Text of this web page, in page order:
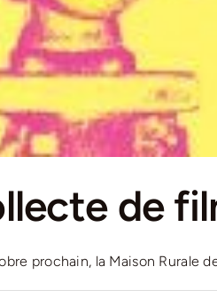
de
prochain, la Maison Rurale